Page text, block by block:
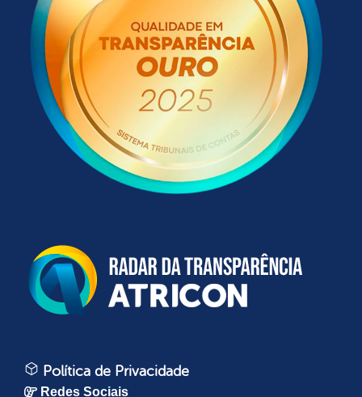
Política de Privacidade
Redes Sociais